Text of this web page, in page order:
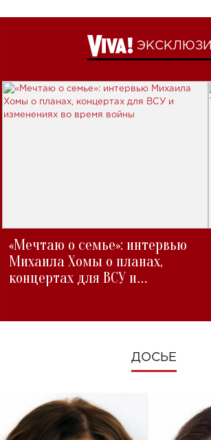
«Мечтаю о семье»: интервью
Михаила Хомы о планах,
концертах для ВСУ и
ДОСЬЕ